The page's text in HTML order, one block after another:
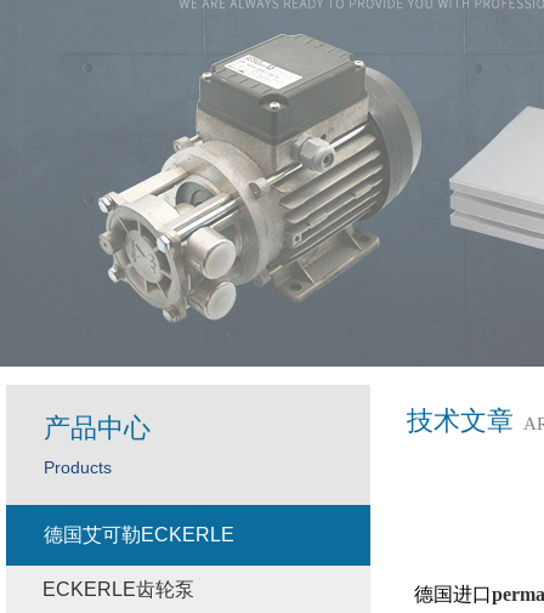
技术文章
德国进口
产品中心
Products
德国艾可勒ECKERLE
ECKERLE齿轮泵